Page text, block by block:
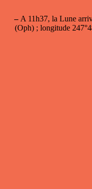
–A 11h37, la Lune
(Oph) ; longitude